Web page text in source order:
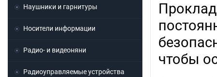
чтобы
Наушники и гарнитуры
Носители информации
Радио- и видеоняни
Радиоуправляемые устройства